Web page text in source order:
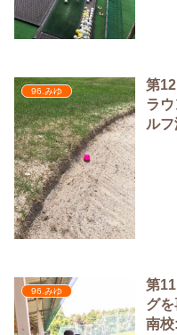
96.みゆ
第
ラ
ル
96.みゆ
第
グ
南